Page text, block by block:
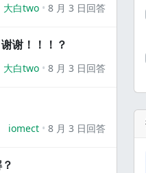
大白two 8 月 3 日回答
谢！！！？
大白two 8 月 3 日回答
iomect 8 月 3 日回答